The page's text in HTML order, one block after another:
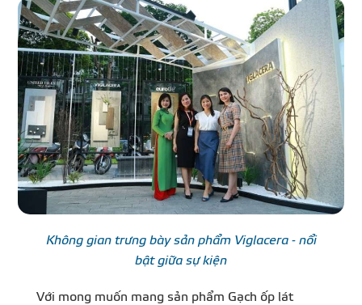
Không gian trưng bày sản phẩm Viglacera - nổi
bật giữa sự kiện
Với mong muốn mang sản phẩm Gạch ốp lát